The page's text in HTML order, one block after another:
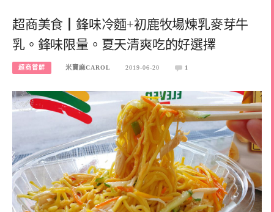
超商美食┃鋒味冷麵+初鹿牧場煉乳麥芽牛
乳。鋒味限量。夏天清爽吃的好選擇
超商嘗鮮 米寶麻CAROL 2019-06-20 1